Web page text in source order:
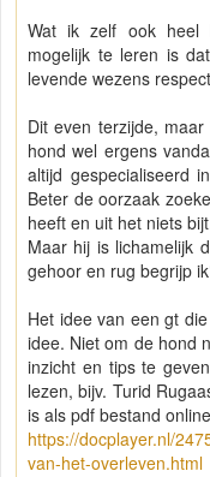
Wat ik zelf ook heel
mogelijk te leren is
levende wezens
Dit even terzijde,
hond wel ergens
altijd gespecialiseerd
Beter de oorzaak
heeft en uit het niets
Maar hij is lichamelijk
gehoor en rug begrijp
Het idee van een gt
idee. Niet om de hond
inzicht en tips te
lezen, bijv. Turid
is als pdf bestand
https://docplayer.nl/
van-het-overleven.html